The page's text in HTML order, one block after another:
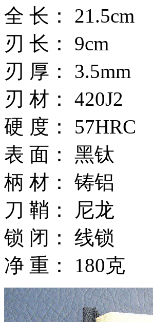
全 长： 21.5cm
刃 长： 9cm
刃 厚： 3.5mm
刃 材： 420J2
硬 度： 57HRC
表 面： 黑钛
柄 材： 铸铝
刀 鞘： 尼龙
锁 闭： 线锁
净 重： 180克